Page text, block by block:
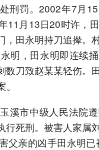
刑罚。2002年7月
11月13日20时许，
，田永明持刀追撵。
明，田永明即连续
数刀致赵某某轻伤。
溪市中级人民法院
行死刑。被害人家属
父亲的凶手田永明已